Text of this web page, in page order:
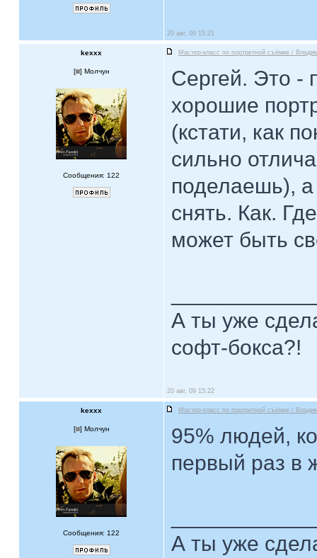
20 авг, 09 15:21
kexxx Мастер-класс по портретной съёмке /
[ ] Молчун
Сообщения: 122
Сергей. Это -
хорошие
(кстати, как
сильно
поделаешь),
снять. Как.
может быть
А ты уже
софт-бокса?!
20 авг, 09 15:22
kexxx Мастер-класс по портретной съёмке /
[ ] Молчун
Сообщения: 122
95% людей,
первый раз в
А ты уже